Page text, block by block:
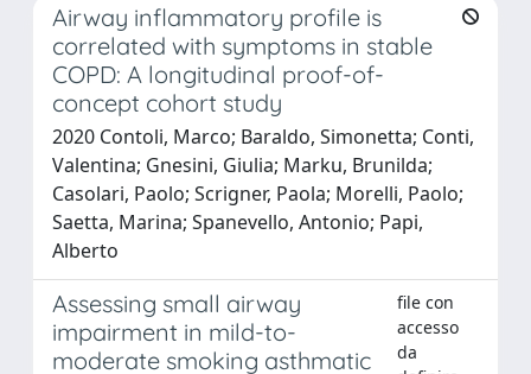
Airway inflammatory profile is
correlated with symptoms in stable
COPD: A longitudinal proof-of-
concept cohort study
2020 Contoli, Marco; Baraldo, Simonetta; Conti,
Valentina; Gnesini, Giulia; Marku, Brunilda;
Casolari, Paolo; Scrigner, Paola; Morelli, Paolo;
Saetta, Marina; Spanevello, Antonio; Papi,
Alberto
Assessing small airway
impairment in mild-to-
moderate smoking asthmatic
file con
accesso
da